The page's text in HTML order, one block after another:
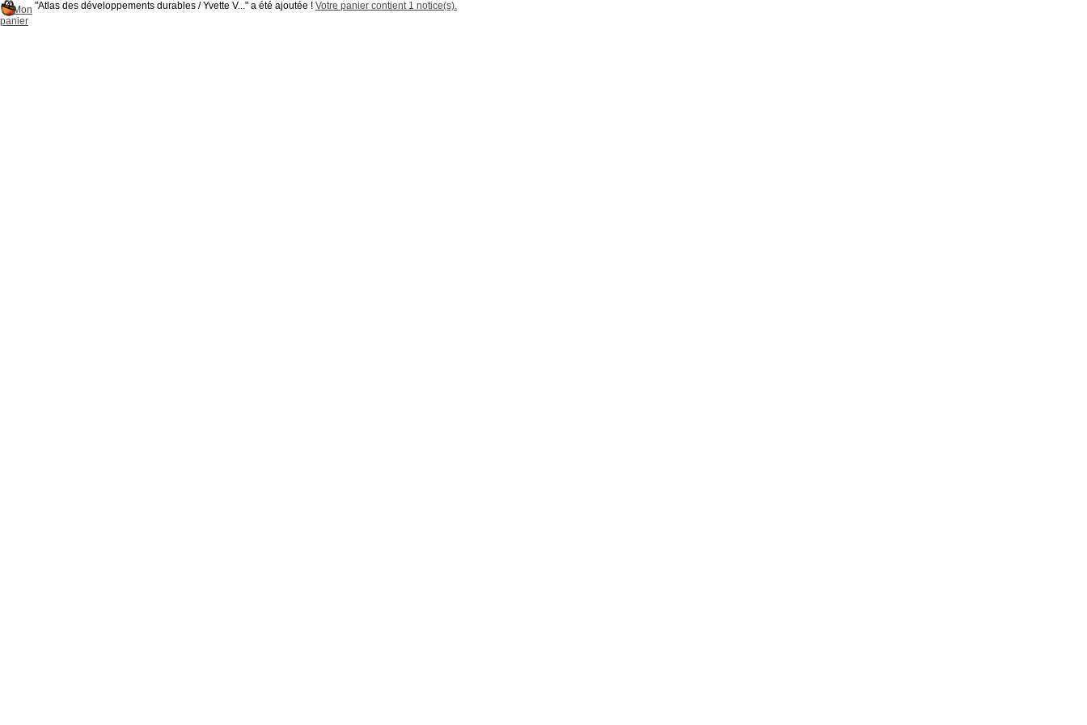
Mon
panier
"Atlas des développements durables / Yvette V..." a été ajoutée ! Votre panier contient 1 notice(s).